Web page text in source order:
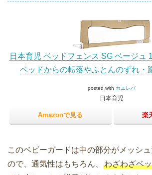
日本育児 ベッドフェンス SG ベージュ
ベッドからの転落やふとんのずれ・
posted with カエレバ
日本育児
Amazonで見る 楽
このベビーガードは中の部分がメッシ
ので、通気性はもちろん、
わざわざベ